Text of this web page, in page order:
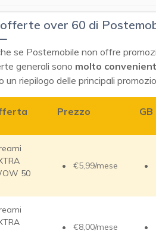
over 60 di
se Postemobile non offre
generali sono molto
un riepilogo delle principali
Prezzo GB
50
€5,99/mese
€8,00/mese